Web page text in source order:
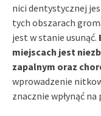
nici dentystycznej
tych obszarach
jest w stanie usunąć.
miejscach jest
zapalnym oraz
wprowadzenie
znacznie wpłynąć